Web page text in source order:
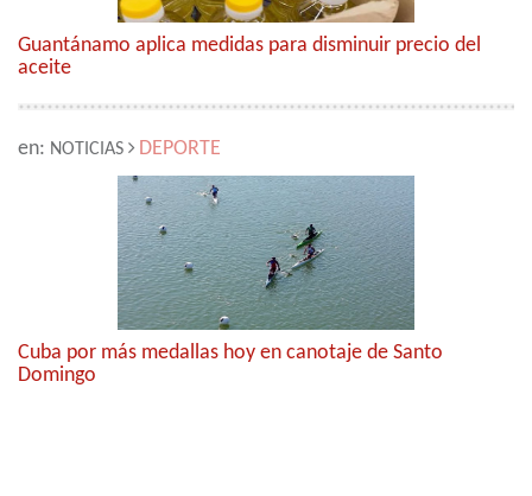
Guantánamo aplica medidas para disminuir precio del
aceite
en: NOTICIAS DEPORTE
Cuba por más medallas hoy en canotaje de Santo
Domingo